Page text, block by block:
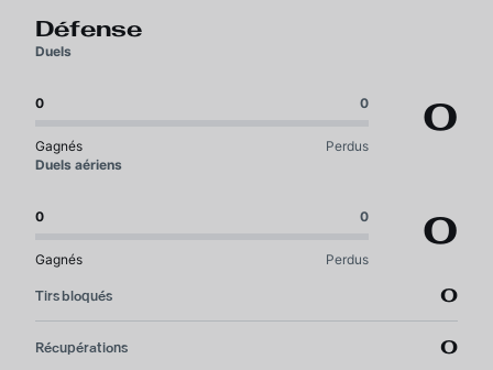
Défense
Duels
0 0
Gagnés Perdus
0
Duels aériens
0 0
Gagnés Perdus
0
Tirs bloqués 0
Récupérations 0